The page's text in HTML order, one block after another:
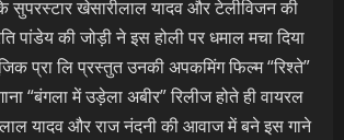
सुपरस्टार खेसारीलाल यादव और टेलीविजन की
पांडेय की जोड़ी ने इस होली पर धमाल मचा दिया
प्रा लि प्रस्तुत उनकी अपकमिंग फिल्म “रिश्ते”
“बंगला में उड़ेला अबीर” रिलीज होते ही वायरल
यादव और राज नंदनी की आवाज में बने इस गाने